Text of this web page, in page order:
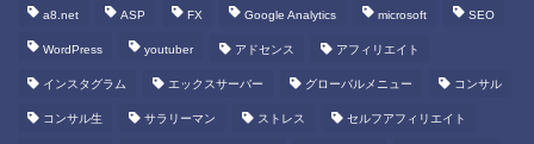
a8.net ASP FX Google Analytics microsoft SEO
WordPress youtuber アドセンス アフィリエイト
インスタグラム エックスサーバー グローバルメニュー コンサル
コンサル生 サラリーマン ストレス セルフアフィリエイト